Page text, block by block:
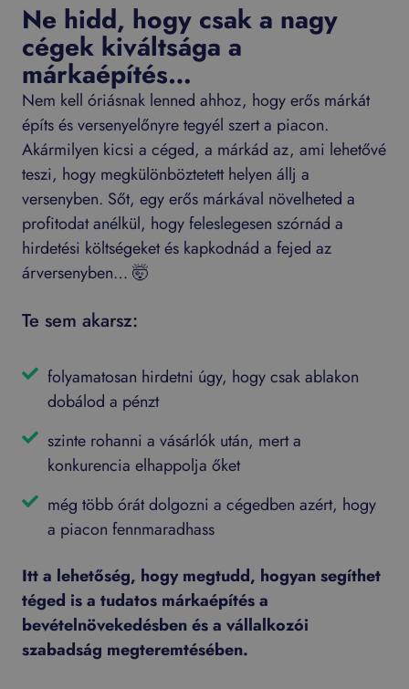
Ne hidd, hogy csak a nagy
cégek kiváltsága a
márkaépítés…
Nem kell óriásnak lenned ahhoz, hogy erős márkát
építs és versenyelőnyre tegyél szert a piacon.
Akármilyen kicsi a céged, a márkád az, ami lehetővé
teszi, hogy megkülönböztetett helyen állj a
versenyben. Sőt, egy erős márkával növelheted a
profitodat anélkül, hogy feleslegesen szórnád a
hirdetési költségeket és kapkodnád a fejed az
árversenyben… 🤯
Te sem akarsz:
folyamatosan hirdetni úgy, hogy csak ablakon
dobálod a pénzt
szinte rohanni a vásárlók után, mert a
konkurencia elhappolja őket
még több órát dolgozni a cégedben azért, hogy
a piacon fennmaradhass
Itt a lehetőség, hogy megtudd, hogyan segíthet
téged is a tudatos márkaépítés a
bevételnövekedésben és a vállalkozói
szabadság megteremtésében.